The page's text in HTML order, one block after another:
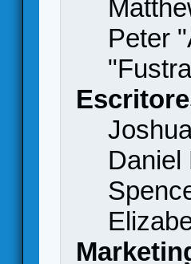
Peter
Daniel